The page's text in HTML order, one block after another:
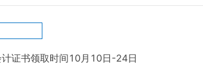
证书领取时间10月10日-24日